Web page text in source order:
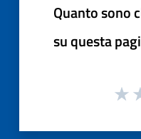
Quanto sono
su questa